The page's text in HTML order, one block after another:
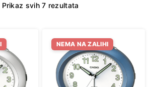
Prikaz svih 7 rezultata
NEMA NA ZALIHI